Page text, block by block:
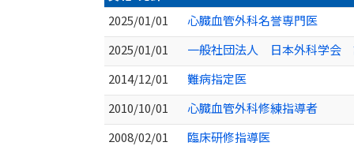
2025/01/01
心臓血管外科名誉専門医
2025/01/01
一般社団法人 日本外科学会
2014/12/01
難病指定医
2010/10/01
心臓血管外科修練指導者
2008/02/01
臨床研修指導医